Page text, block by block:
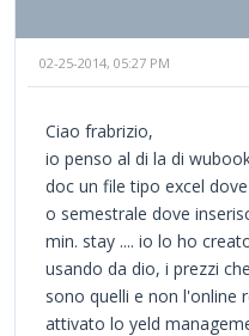
02-25-2014, 05:27 PM
Ciao frabrizio,
io penso al di la di
doc un file tipo excel
o semestrale dove
min. stay .... io lo ho
usando da dio, i prezzi
sono quelli e non l'online
attivato lo yeld